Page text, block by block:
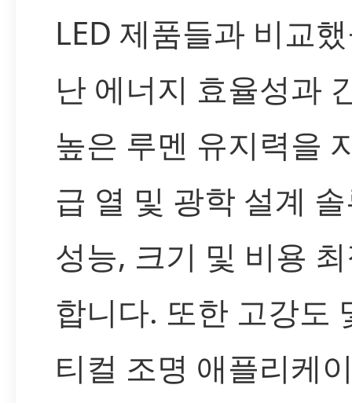
LED 제품들과 비교
난 에너지 효율성과
높은 루멘 유지력을
급 열 및 광학 설계
성능, 크기 및 비용
합니다. 또한 고강도
티컬 조명 애플리케